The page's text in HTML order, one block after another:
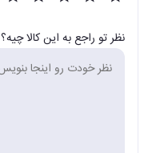
نظر تو راجع به این کالا چیه؟